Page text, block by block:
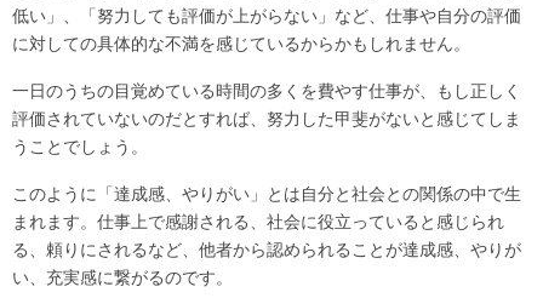
低い」、「努力しても評価が上がらない」など、仕事や自分の評価
に対しての具体的な不満を感じているからかもしれません。
一日のうちの目覚めている時間の多くを費やす仕事が、もし正しく
評価されていないのだとすれば、努力した甲斐がないと感じてしま
うことでしょう。
このように「達成感、やりがい」とは自分と社会との関係の中で生
まれます。仕事上で感謝される、社会に役立っていると感じられ
る、頼りにされるなど、他者から認められることが達成感、やりが
い、充実感に繋がるのです。